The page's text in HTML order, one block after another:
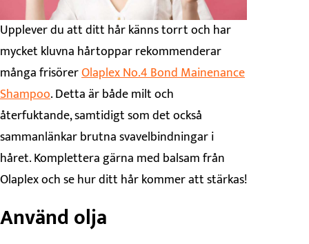
Upplever du att ditt hår känns torrt och har
mycket kluvna hårtoppar rekommenderar
många frisörerOlaplex No.4 Bond Mainenance
Shampoo. Detta är både milt och
återfuktande, samtidigt som det också
sammanlänkar brutna svavelbindningar i
håret. Komplettera gärna med balsam från
Olaplex och se hur ditt hår kommer att stärkas!
Använd olja